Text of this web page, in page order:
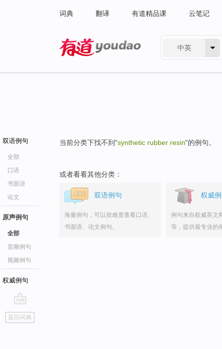
词典 翻译 有道精品课 云笔记
中英
双语例句
全部
口语
书面语
论文
原声例句
全部
音频例句
视频例句
权威例句
go
top
返回词典
当前分类下找不到"synthetic rubber resin"的例句。
或者看看其他分类：
双语例句
海量例句，可以按难度查看口语、
书面语、论文例句。
权威
例句来自权威英文
等，提供最专业的